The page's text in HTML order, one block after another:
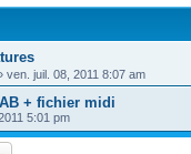
ven. juil. 08, 2011 8:07 am
+ fichier midi
5:01 pm